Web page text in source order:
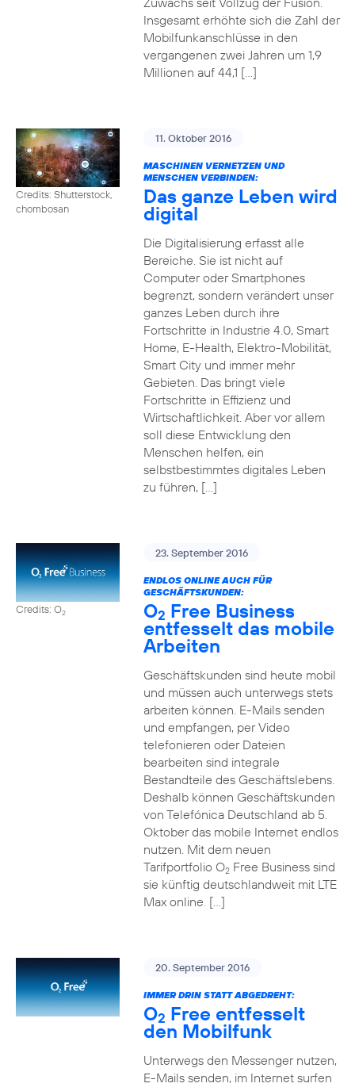
Insgesamt erhöhte sich die Zahl der
Mobilfunkanschlüsse in den
vergangenen zwei Jahren um 1,9
Millionen auf 44,1 […]
Credits: Shutterstock,
chombosan
11. Oktober 2016
MASCHINEN VERNETZEN UND
MENSCHEN VERBINDEN:
Das ganze Leben wird
digital
Die Digitalisierung erfasst alle
Bereiche. Sie ist nicht auf
Computer oder Smartphones
begrenzt, sondern verändert unser
ganzes Leben durch ihre
Fortschritte in Industrie 4.0, Smart
Home, E-Health, Elektro-Mobilität,
Smart City und immer mehr
Gebieten. Das bringt viele
Fortschritte in Effizienz und
Wirtschaftlichkeit. Aber vor allem
soll diese Entwicklung den
Menschen helfen, ein
selbstbestimmtes digitales Leben
zu führen, […]
Credits: O2
23. September 2016
ENDLOS ONLINE AUCH FÜR
GESCHÄFTSKUNDEN:
O2 Free Business
entfesselt das mobile
Arbeiten
Geschäftskunden sind heute mobil
und müssen auch unterwegs stets
arbeiten können. E-Mails senden
und empfangen, per Video
telefonieren oder Dateien
bearbeiten sind integrale
Bestandteile des Geschäftslebens.
Deshalb können Geschäftskunden
von Telefónica Deutschland ab 5.
Oktober das mobile Internet endlos
nutzen. Mit dem neuen
Tarifportfolio O2Free Business sind
sie künftig deutschlandweit mit LTE
Max online. […]
20. September 2016
IMMER DRIN STATT ABGEDREHT:
O2 Free entfesselt
den Mobilfunk
Unterwegs den Messenger nutzen,
E-Mails senden, im Internet surfen